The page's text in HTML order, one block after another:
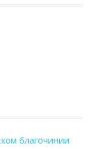
благочинии